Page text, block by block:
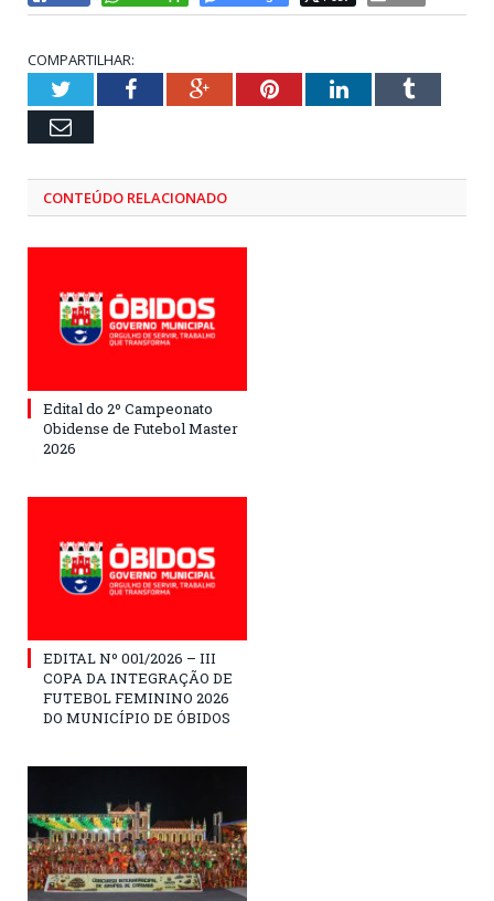
COMPARTILHAR:
TwitterFacebookGoogle+PinterestLinkedInTumblr
Email
CONTEÚDO RELACIONADO
Edital do 2º Campeonato
Obidense de Futebol Master
2026
EDITAL Nº 001/2026 – III
COPA DA INTEGRAÇÃO DE
FUTEBOL FEMININO 2026
DO MUNICÍPIO DE ÓBIDOS